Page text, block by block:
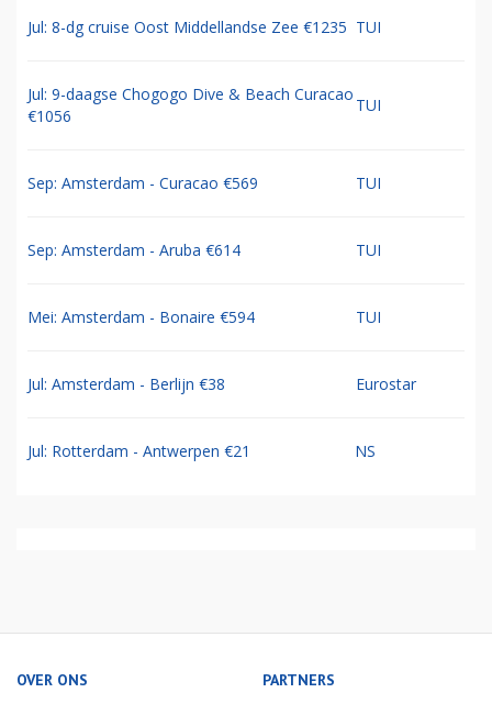
Jul: 8-dg cruise Oost Middellandse Zee €1235 TUI
Jul: 9-daagse Chogogo Dive & Beach Curacao
€1056
TUI
Sep: Amsterdam - Curacao €569 TUI
Sep: Amsterdam - Aruba €614 TUI
Mei: Amsterdam - Bonaire €594 TUI
Jul: Amsterdam - Berlijn €38 Eurostar
Jul: Rotterdam - Antwerpen €21 NS
OVER ONS PARTNERS